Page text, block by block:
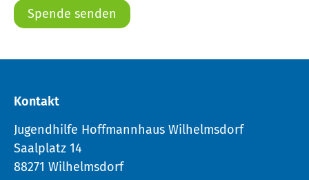
Kontakt
Jugendhilfe Hoffmannhaus Wilhelmsdorf
Saalplatz 14
88271 Wilhelmsdorf